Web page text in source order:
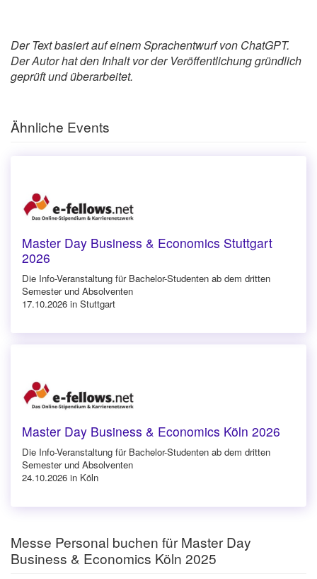
Der Text basiert auf einem Sprachentwurf von ChatGPT.
Der Autor hat den Inhalt vor der Veröffentlichung gründlich
geprüft und überarbeitet.
Ähnliche Events
Master Day Business & Economics Stuttgart
2026
Die Info-Veranstaltung für Bachelor-Studenten ab dem dritten
Semester und Absolventen
17.10.2026 in Stuttgart
Master Day Business & Economics Köln 2026
Die Info-Veranstaltung für Bachelor-Studenten ab dem dritten
Semester und Absolventen
24.10.2026 in Köln
Messe Personal buchen für Master Day
Business & Economics Köln 2025